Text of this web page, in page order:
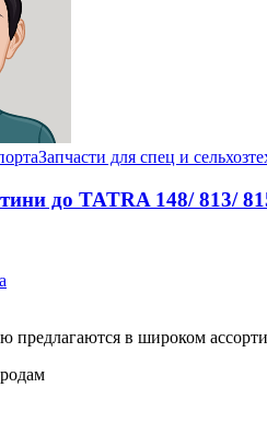
Запчасти для спец и
до TATRA 148/ 813/
в широком